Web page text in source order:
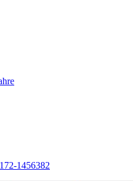
1456382